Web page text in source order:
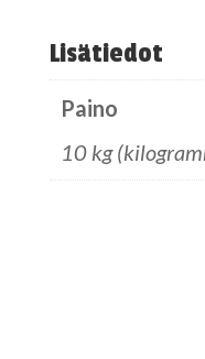
määrä
Lisätiedot
Paino
10 kg